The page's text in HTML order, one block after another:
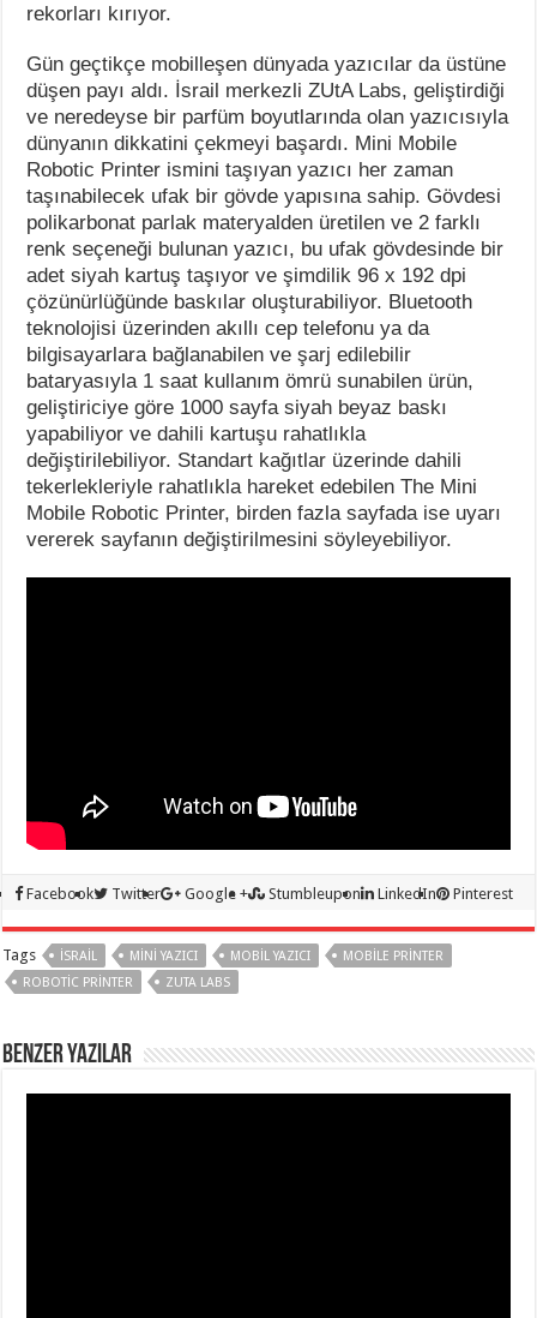
rekorları kırıyor.
Gün geçtikçe mobilleşen dünyada yazıcılar da üstüne
düşen payı aldı. İsrail merkezli ZUtA Labs, geliştirdiği
ve neredeyse bir parfüm boyutlarında olan yazıcısıyla
dünyanın dikkatini çekmeyi başardı. Mini Mobile
Robotic Printer ismini taşıyan yazıcı her zaman
taşınabilecek ufak bir gövde yapısına sahip. Gövdesi
polikarbonat parlak materyalden üretilen ve 2 farklı
renk seçeneği bulunan yazıcı, bu ufak gövdesinde bir
adet siyah kartuş taşıyor ve şimdilik 96 x 192 dpi
çözünürlüğünde baskılar oluşturabiliyor. Bluetooth
teknolojisi üzerinden akıllı cep telefonu ya da
bilgisayarlara bağlanabilen ve şarj edilebilir
bataryasıyla 1 saat kullanım ömrü sunabilen ürün,
geliştiriciye göre 1000 sayfa siyah beyaz baskı
yapabiliyor ve dahili kartuşu rahatlıkla
değiştirilebiliyor. Standart kağıtlar üzerinde dahili
tekerlekleriyle rahatlıkla hareket edebilen The Mini
Mobile Robotic Printer, birden fazla sayfada ise uyarı
vererek sayfanın değiştirilmesini söyleyebiliyor.
Facebook Twitter Google + Stumbleupon LinkedIn Pinterest
Tags ISRAIL MINI YAZICI MOBIL YAZICI
MOBILE PRINTER
ROBOTIC PRINTER
ZUTA LABS
BENZER YAZILAR